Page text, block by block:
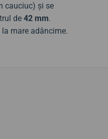
cauciuc) și se
de 42 mm.
mare adâncime.